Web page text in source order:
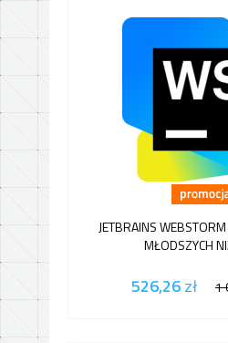
JETBRAINS
MŁODSZYCH
526,26zł 1